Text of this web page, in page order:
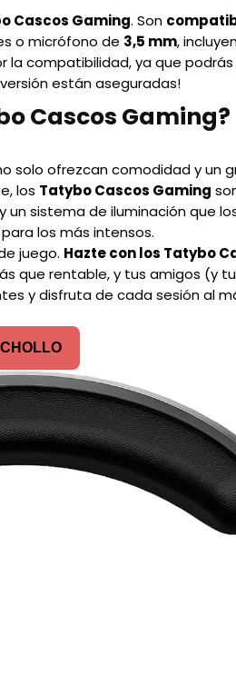
Cascos Gaming. Son
o micrófono de 3,5 mm,
la compatibilidad, ya que
están aseguradas!
Cascos Gaming?
solo ofrezcan comodidad y un
los Tatybo Cascos Gaming
sistema de iluminación que
los más intensos.
juego. Hazte con los Tatybo
que rentable, y tus amigos (y
y disfruta de cada sesión al